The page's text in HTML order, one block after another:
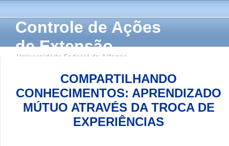
Controle de Ações
de Extensão
Universidade Federal de Alfenas
COMPARTILHANDO
CONHECIMENTOS: APRENDIZADO
MÚTUO ATRAVÉS DA TROCA DE
EXPERIÊNCIAS